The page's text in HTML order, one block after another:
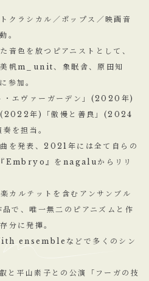
クラシカル／ポップス／映画音
。
音色を放つピアニストとして、
美帆m_unit、象眠舎、原田知
参加。
・エヴァーガーデン」(2020年)
(2022年)「傲慢と善良」(2024
を担当。
を発表、2021年には全て自らの
Embryo』をnagaluからリリ
カルテットを含むアンサンブル
で、唯一無二のピアニズムと作
分に発揮。
ensembleなどで多くのシン
平山素子との公演「フーガの技